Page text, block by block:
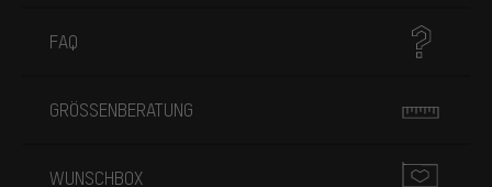
FAQ
GRÖSSENBERATUNG
WUNSCHBOX